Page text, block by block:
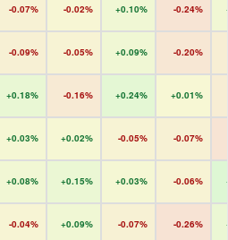
-0.07% -0.02% +0.10% -0.24%
-0.09% -0.05% +0.09% -0.20%
+0.18% -0.16% +0.24% +0.01%
+0.03% +0.02% -0.05% -0.07%
+0.08% +0.15% +0.03% -0.06%
-0.04% +0.09% -0.07% -0.26%